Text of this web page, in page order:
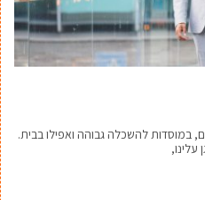
במוסדות להשכלה גבוהה ואפילו בבית.